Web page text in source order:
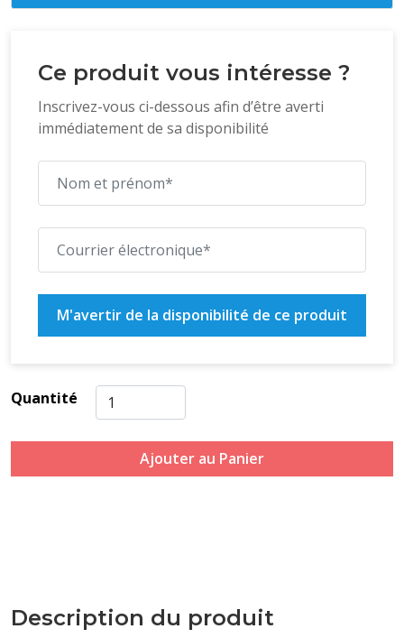
Ce produit vous intéresse ?
Inscrivez-vous ci-dessous afin d’être averti
immédiatement de sa disponibilité
M'avertir de la disponibilité de ce produit
Quantité
Ajouter au Panier
Description du produit